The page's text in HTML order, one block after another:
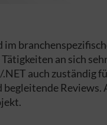
im
an sich
auch zuständig